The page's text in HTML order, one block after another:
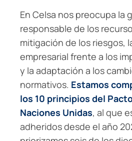
En Celsa nos preocupa la
responsable de los
mitigación de los riesgos,
empresarial frente a los
y la adaptación a los
normativos. Estamos
los 10 principios del
Naciones Unidas, al que
adheridos desde el año